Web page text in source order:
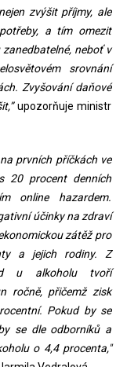
zvýšit příjmy, ale
a tím omezit
neboť v
srovnání
Zvyšování daňové
upozorňuje ministr
prvních příčkách ve
20 procent denních
online hazardem.
účinky na zdraví
zátěž pro
a jejich rodiny. Z
u alkoholu tvoří
ročně, přičemž zisk
Pokud by se
se dle odborníků a
o 4,4 procenta,"